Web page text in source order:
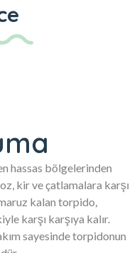
hassas bölgelerinden
kir ve çatlamalara karşı
kalan torpido,
karşı karşıya kalır.
sayesinde torpidonun